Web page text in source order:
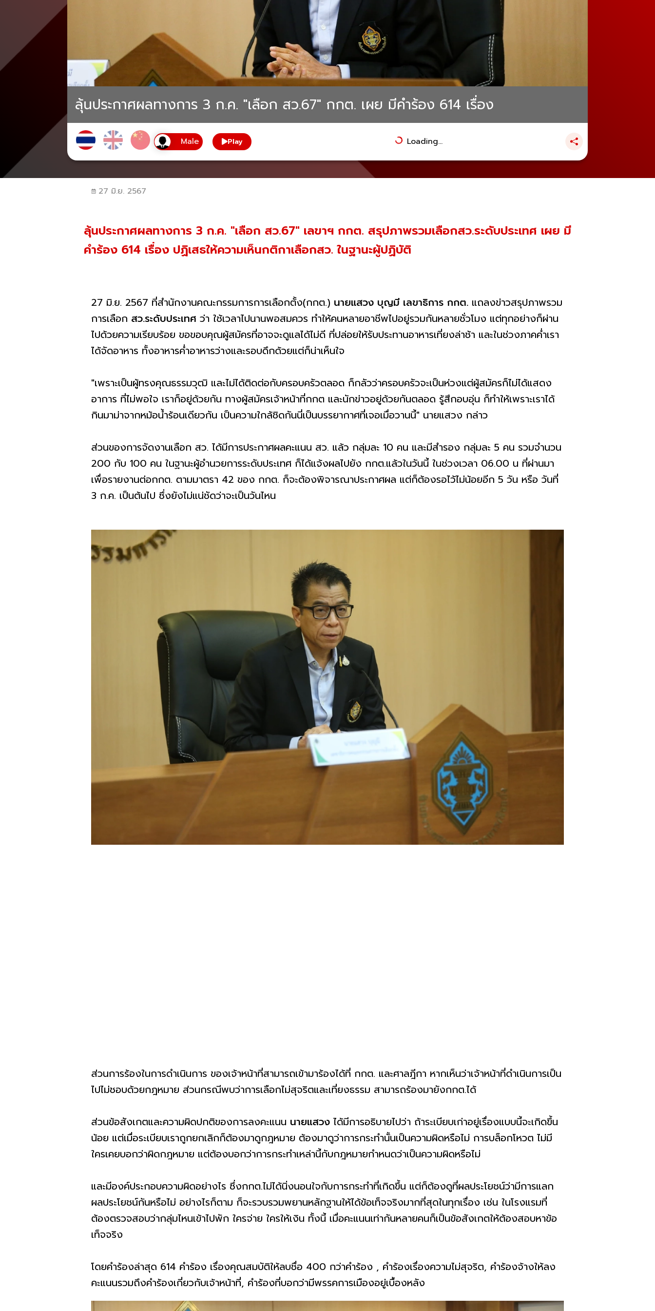
ลุ้นประกาศผลทางการ 3 ก.ค. "เลือก สว.67" กกต. เผย มีคำร้อง 614 เรื่อง
Play Loading...
27 มิ.ย. 2567
ลุ้นประกาศผลทางการ 3 ก.ค. "เลือก สว.67" เลขาฯ กกต. สรุปภาพรวมเลือกสว.ระดับประเทศ เผย มี
คำร้อง 614 เรื่อง ปฏิเสธให้ความเห็นกติกาเลือกสว. ในฐานะผู้ปฏิบัติ
27 มิ.ย. 2567 ที่สำนักงานคณะกรรมการการเลือกตั้ง(กกต.) นายแสวง บุญมี เลขาธิการ กกต. แถลงข่าวสรุปภาพรวม
การเลือก สว.ระดับประเทศ ว่า ใช้เวลาไปนานพอสมควร ทำให้คนหลายอาชีพไปอยู่รวมกันหลายชั่วโมง แต่ทุกอย่างก็ผ่าน
ไปด้วยความเรียบร้อย ขอขอบคุณผู้สมัครที่อาจจะดูแลได้ไม่ดี ที่ปล่อยให้รับประทานอาหารเที่ยงล่าช้า และในช่วงภาคค่ำเรา
ได้จัดอาหาร ทั้งอาหารค่ำอาหารว่างและรอบดึกด้วยแต่ก็น่าเห็นใจ
"เพราะเป็นผู้ทรงคุณธรรมวุฒิ และไม่ได้ติดต่อกับครอบครัวตลอด ก็กลัวว่าครอบครัวจะเป็นห่วงแต่ผู้สมัครก็ไม่ได้แสดง
อาการ ที่ไม่พอใจ เราก็อยู่ด้วยกัน ทางผู้สมัครเจ้าหน้าที่กกต และนักข่าวอยู่ด้วยกันตลอด รู้สึกอบอุ่น ก็ทำให้เพราะเราได้
กินมาม่าจากหม้อน้ำร้อนเดียวกัน เป็นความใกล้ชิดกันนี่เป็นบรรยากาศที่เจอเมื่อวานนี้" นายแสวง กล่าว
ส่วนของการจัดงานเลือก สว. ได้มีการประกาศผลคะแนน สว. แล้ว กลุ่มละ 10 คน และมีสำรอง กลุ่มละ 5 คน รวมจำนวน
200 กับ 100 คน ในฐานะผู้อำนวยการระดับประเทศ ก็ได้แจ้งผลไปยัง กกต.แล้วในวันนี้ ในช่วงเวลา 06.00 น ที่ผ่านมา
เพื่อรายงานต่อกกต. ตามมาตรา 42 ของ กกต. ก็จะต้องพิจารณาประกาศผล แต่ก็ต้องรอไว้ไม่น้อยอีก 5 วัน หรือ วันที่
3 ก.ค. เป็นต้นไป ซึ่งยังไม่แน่ชัดว่าจะเป็นวันไหน
ส่วนการร้องในการดำเนินการ ของเจ้าหน้าที่สามารถเข้ามาร้องได้ที่ กกต. และศาลฎีกา หากเห็นว่าเจ้าหน้าที่ดำเนินการเป็น
ไปไม่ชอบด้วยกฎหมาย ส่วนกรณีพบว่าการเลือกไม่สุจริตและเที่ยงธรรม สามารถร้องมายังกกต.ได้
ส่วนข้อสังเกตและความผิดปกติของการลงคะแนน นายแสวง ได้มีการอธิบายไปว่า ถ้าระเบียบเก่าอยู่เรื่องแบบนี้จะเกิดขึ้น
น้อย แต่เมื่อระเบียบเราถูกยกเลิกก็ต้องมาดูกฎหมาย ต้องมาดูว่าการกระทำนั้นเป็นความผิดหรือไม่ การบล็อกโหวต ไม่มี
ใครเคยบอกว่าผิดกฎหมาย แต่ต้องบอกว่าการกระทำเหล่านี้กับกฎหมายกำหนดว่าเป็นความผิดหรือไม่
และมีองค์ประกอบความผิดอย่างไร ซึ่งกกต.ไม่ได้นิ่งนอนใจกับการกระทำที่เกิดขึ้น แต่ก็ต้องดูที่ผลประโยชน์ว่ามีการแลก
ผลประโยชน์กันหรือไม่ อย่างไรก็ตาม ก็จะรวบรวมพยานหลักฐานให้ได้ข้อเท็จจริงมากที่สุดในทุกเรื่อง เช่น ในโรงแรมที่
ต้องตรวจสอบว่ากลุ่มไหนเข้าไปพัก ใครจ่าย ใครให้เงิน ทั้งนี้ เมื่อคะแนนเท่ากันหลายคนก็เป็นข้อสังเกตให้ต้องสอบหาข้อ
เท็จจริง
โดยคำร้องล่าสุด 614 คำร้อง เรื่องคุณสมบัติให้ลบชื่อ 400 กว่าคำร้อง , คำร้องเรื่องความไม่สุจริต, คำร้องจ้างให้ลง
คะแนนรวมถึงคำร้องเกี่ยวกับเจ้าหน้าที่, คำร้องที่บอกว่ามีพรรคการเมืองอยู่เบื้องหลัง